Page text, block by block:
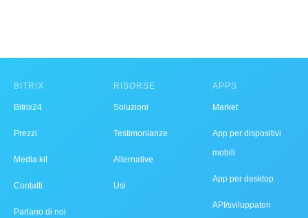
BITRIX
Bitrix24
Prezzi
Media kit
Contatti
Parlano di noi
RISORSE
Soluzioni
Testimonianze
Alternative
Usi
APPS
Market
App per dispositivi
mobili
App per desktop
API/sviluppatori